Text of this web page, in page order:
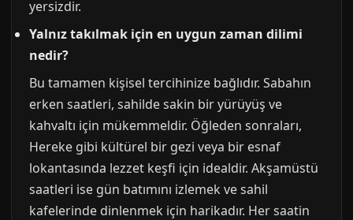
yersizdir.
Yalnız takılmak için en uygun zaman dilimi
nedir?
Bu tamamen kişisel tercihinize bağlıdır. Sabahın
erken saatleri, sahilde sakin bir yürüyüş ve
kahvaltı için mükemmeldir. Öğleden sonraları,
Hereke gibi kültürel bir gezi veya bir esnaf
lokantasında lezzet keşfi için idealdir. Akşamüstü
saatleri ise gün batımını izlemek ve sahil
kafelerinde dinlenmek için harikadır. Her saatin